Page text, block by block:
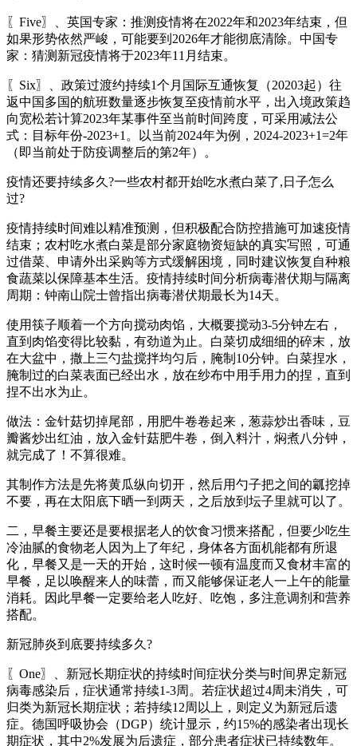
〖Five〗、英国专家：推测疫情将在2022年和2023年结束，但
如果形势依然严峻，可能要到2026年才能彻底清除。中国专
家：猜测新冠疫情将于2023年11月结束。
〖Six〗、政策过渡约持续1个月国际互通恢复（20203起）往
返中国多国的航班数量逐步恢复至疫情前水平，出入境政策趋
向宽松若计算2023年某事件至当前时间跨度，可采用减法公
式：目标年份-2023+1。以当前2024年为例，2024-2023+1=2年
（即当前处于防疫调整后的第2年）。
疫情还要持续多久?一些农村都开始吃水煮白菜了,日子怎么
过?
疫情持续时间难以精准预测，但积极配合防控措施可加速疫情
结束；农村吃水煮白菜是部分家庭物资短缺的真实写照，可通
过借菜、申请外出采购等方式缓解困境，同时建议恢复自种粮
食蔬菜以保障基本生活。疫情持续时间分析病毒潜伏期与隔离
周期：钟南山院士曾指出病毒潜伏期最长为14天。
使用筷子顺着一个方向搅动肉馅，大概要搅动3-5分钟左右，
直到肉馅变得比较黏，有劲道为止。白菜切成细细的碎末，放
在大盆中，撒上三勺盐搅拌均匀后，腌制10分钟。白菜捏水，
腌制过的白菜表面已经出水，放在纱布中用手用力的捏，直到
捏不出水为止。
做法：金针菇切掉尾部，用肥牛卷卷起来，葱蒜炒出香味，豆
瓣酱炒出红油，放入金针菇肥牛卷，倒入料汁，焖煮八分钟，
就完成了！不算很难。
其制作方法是先将黄瓜纵向切开，然后用勺子把之间的瓤挖掉
不要，再在太阳底下晒一到两天，之后放到坛子里就可以了。
二，早餐主要还是要根据老人的饮食习惯来搭配，但要少吃生
冷油腻的食物老人因为上了年纪，身体各方面机能都有所退
化，早餐又是一天的开始，这时候一顿有温度而又食材丰富的
早餐，足以唤醒来人的味蕾，而又能够保证老人一上午的能量
消耗。因此早餐一定要给老人吃好、吃饱，多注意调剂和营养
搭配。
新冠肺炎到底要持续多久?
〖One〗、新冠长期症状的持续时间症状分类与时间界定新冠
病毒感染后，症状通常持续1-3周。若症状超过4周未消失，可
归类为新冠长期症状；若持续12周以上，则定义为新冠后遗
症。德国呼吸协会（DGP）统计显示，约15%的感染者出现长
期症状，其中2%发展为后遗症，部分患者症状已持续数年。